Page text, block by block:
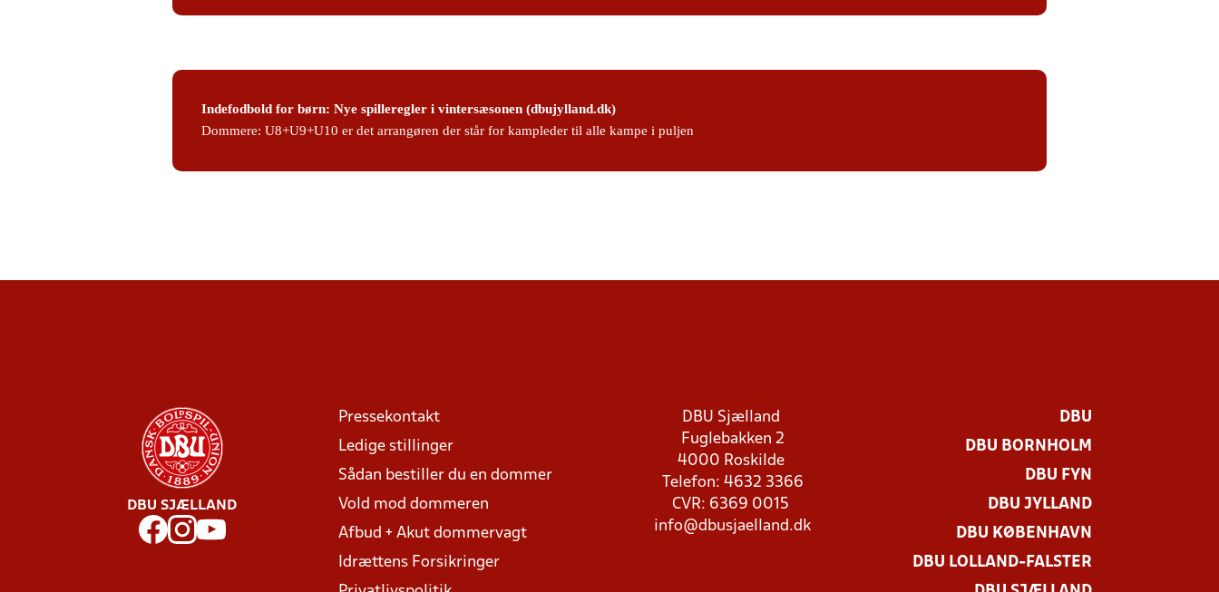
Indefodbold for børn: Nye spilleregler i vintersæsonen (dbujylland.dk)
Dommere: U8+U9+U10 er det arrangøren der står for kampleder til alle kampe i puljen
DBU SJÆLLAND
Pressekontakt
Ledige stillinger
Sådan bestiller du en dommer
Vold mod dommeren
Afbud + Akut dommervagt
Idrættens Forsikringer
DBU Sjælland
Fuglebakken 2
4000 Roskilde
Telefon: 4632 3366
CVR: 6369 0015
info@dbusjaelland.dk
DBU
DBU BORNHOLM
DBU FYN
DBU JYLLAND
DBU KØBENHAVN
DBU LOLLAND-FALSTER